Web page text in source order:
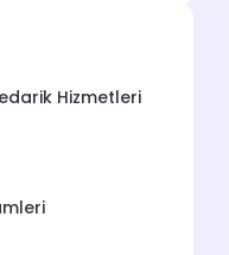
Hizmetleri